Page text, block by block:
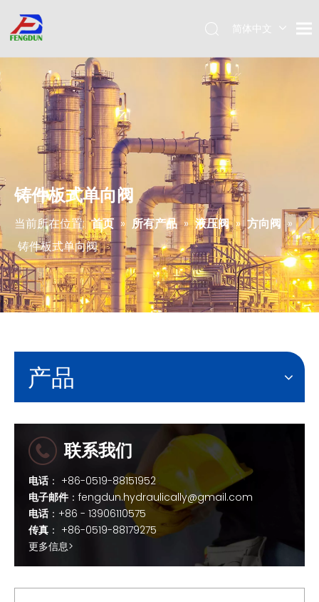
简体中文
English
铸件板式单向阀
当前所在位置: 首页 » 所有产品 » 液压阀 » 方向阀 »
铸件板式单向阀
产品
联系我们
电话： +86-0519-88151952
电子邮件： fengdun.hydraulically@gmail.com
电话：+86 - 13906110575
传真 ： +86-0519-88179275
更多信息>